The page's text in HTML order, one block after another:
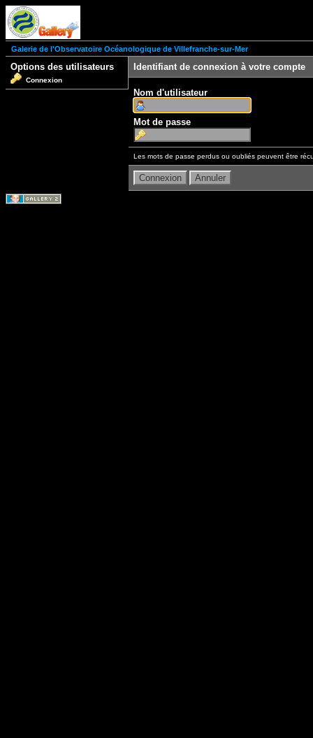
Galerie de l'Observatoire Océanologique de Villefranche-sur-Mer
Options des utilisateurs
Connexion
Identifiant de connexion à votre compte
Nom d'utilisateur
Mot de passe
Les mots de passe perdus ou oubliés peuvent être